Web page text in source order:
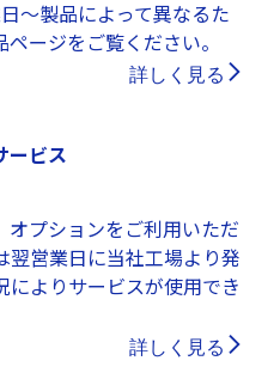
～製品によって異なるた
ージをご覧ください。
詳しく見る
ービス
オプションをご利用いただ
翌営業日に当社工場より発
よりサービスが使用でき
詳しく見る